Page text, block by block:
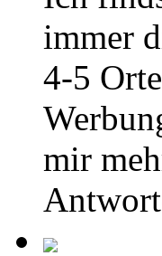
immer
4-5
mir